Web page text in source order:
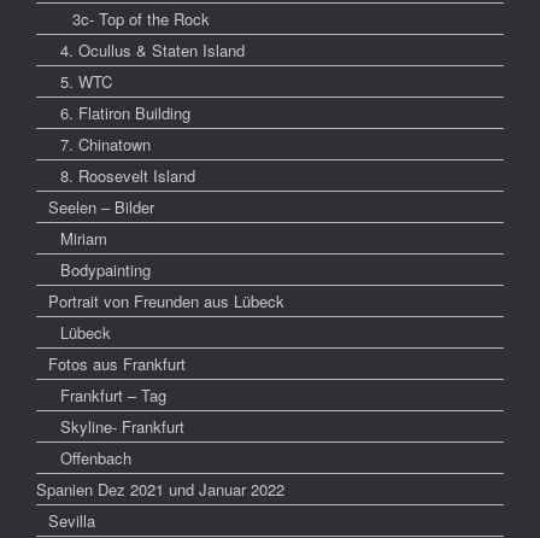
3c- Top of the Rock
4. Ocullus & Staten Island
5. WTC
6. Flatiron Building
7. Chinatown
8. Roosevelt Island
Seelen – Bilder
Miriam
Bodypainting
Portrait von Freunden aus Lübeck
Lübeck
Fotos aus Frankfurt
Frankfurt – Tag
Skyline- Frankfurt
Offenbach
Spanien Dez 2021 und Januar 2022
Sevilla